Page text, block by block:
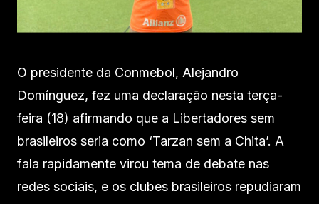
O presidente da Conmebol, Alejandro
Domínguez, fez uma declaração nesta terça-
feira (18) afirmando que a Libertadores sem
brasileiros seria como ‘Tarzan sem a Chita’. A
fala rapidamente virou tema de debate nas
redes sociais, e os clubes brasileiros repudiaram